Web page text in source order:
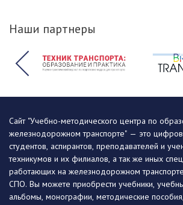
Наши партнеры
Сайт "Учебно-методического центра по
железнодорожном транспорте" — это
студентов, аспирантов, преподавателей и
техникумов и их филиалов, а так же иных
работающих на железнодорожном
СПО. Вы можете приобрести учебники,
альбомы, монографии, методические